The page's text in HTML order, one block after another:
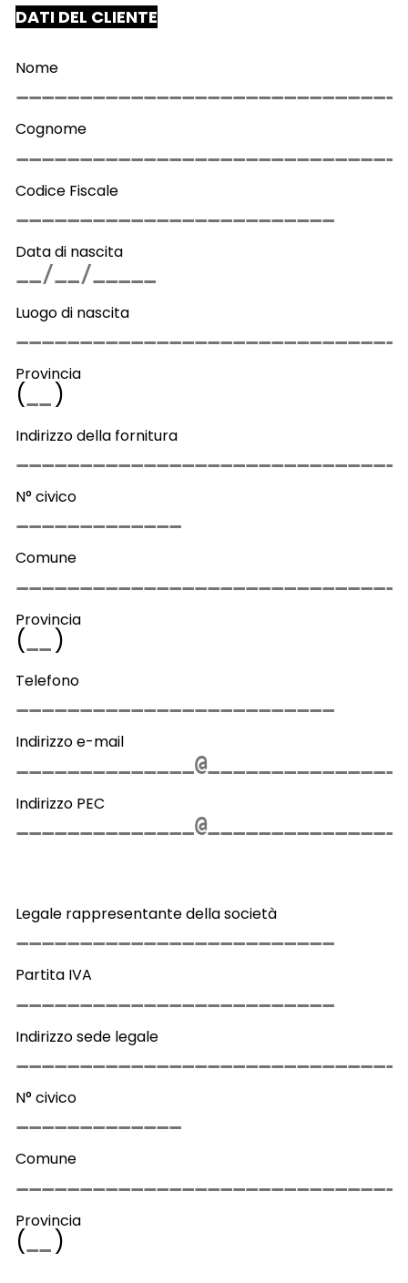
DATI DEL CLIENTE
Nome
Cognome
Codice Fiscale
Data di nascita
Luogo di nascita
Provincia
( )
Indirizzo della fornitura
N° civico
Comune
Provincia
( )
Telefono
Indirizzo e-mail
Indirizzo PEC
Legale rappresentante della società
Partita IVA
Indirizzo sede legale
N° civico
Comune
Provincia
( )